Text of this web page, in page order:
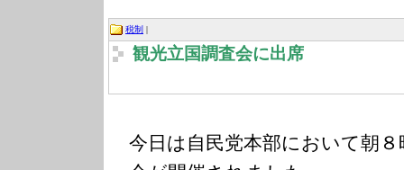
税制 |
観光立国調査会に出席
今日は自民党本部において朝